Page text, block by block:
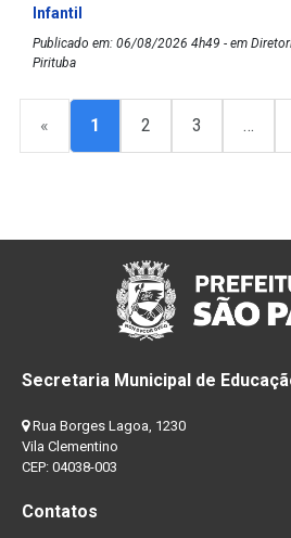
Infantil
Publicado em: 06/08/2026 4h49 - em
Pirituba
« 1 2 3 …
Secretaria Municipal de
Rua Borges Lagoa, 1230
Vila Clementino
CEP: 04038-003
Contatos